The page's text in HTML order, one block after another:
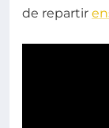
de repartir